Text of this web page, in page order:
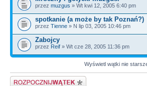
przez muzgus » Wt kwi 12, 2005 6:40 pm
spotkanie (a może by tak Poznań?)
przez Tienne » N lip 03, 2005 10:46 pm
Zabojcy
przez Reif » Wt cze 28, 2005 11:36 pm
Wyświetl wątki nie
Napisz wątek